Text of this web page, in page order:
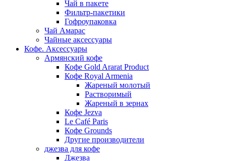
Чай в пакете
Фильтр-пакетики
Гофроупаковка
Чай Амарас
Чайные аксессуары
Кофе. Аксессуары
Армянский кофе
Кофе Gold Ararat Product
Кофе Royal Armenia
Жареный молотый
Растворимый
Жареный в зернах
Кофе Jezva
Le Café Paris
Кофе Grounds
Другие производители
джезва для кофе
Джезва